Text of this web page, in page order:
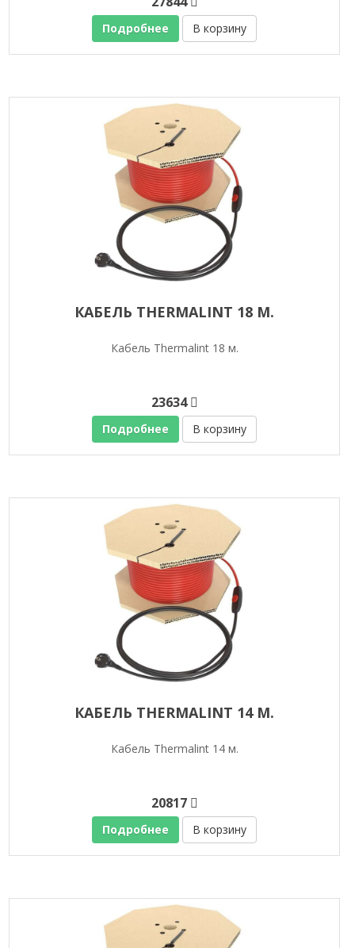
Подробнее В корзину
КАБЕЛЬ THERMALINT 18 М.
Кабель Thermalint 18 м.
23634
Подробнее В корзину
КАБЕЛЬ THERMALINT 14 М.
Кабель Thermalint 14 м.
20817
Подробнее В корзину